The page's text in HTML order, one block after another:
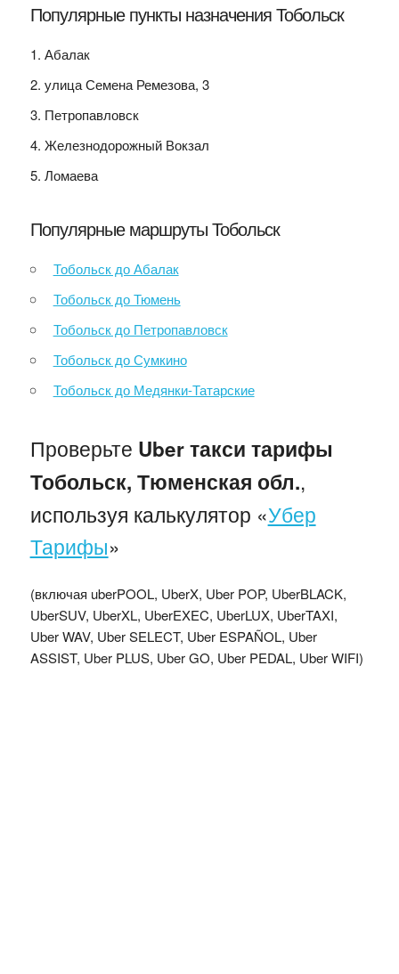
Популярные пункты назначения Тобольск
Абалак
улица Семена Ремезова, 3
Петропавловск
Железнодорожный Вокзал
Ломаева
Популярные маршруты Тобольск
Тобольск до Абалак
Тобольск до Тюмень
Тобольск до Петропавловск
Тобольск до Сумкино
Тобольск до Медянки-Татарские
Проверьте Uber такси тарифы
Тобольск, Тюменская обл.,
используя калькулятор «Убер
Тарифы»
(включая uberPOOL, UberX, Uber POP, UberBLACK,
UberSUV, UberXL, UberEXEC, UberLUX, UberTAXI,
Uber WAV, Uber SELECT, Uber ESPAÑOL, Uber
ASSIST, Uber PLUS, Uber GO, Uber PEDAL, Uber WIFI)